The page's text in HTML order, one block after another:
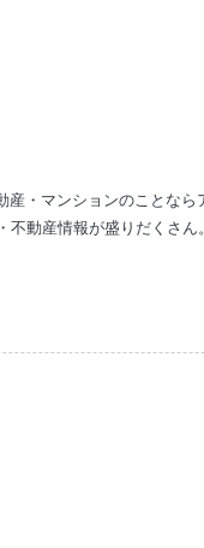
・マンションのことなら
動産情報が盛りだくさん。